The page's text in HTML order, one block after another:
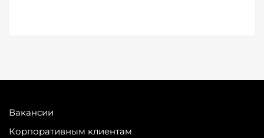
Вакансии
Корпоративным клиентам